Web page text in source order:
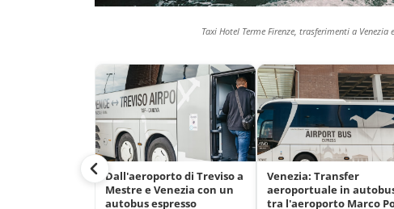
Taxi Hotel Terme Firenze, trasferimenti a
Dall'aeroporto di Treviso a
Mestre e Venezia con un
autobus espresso
Venezia: Transfer
aeroportuale in
tra l'aeroporto Marco